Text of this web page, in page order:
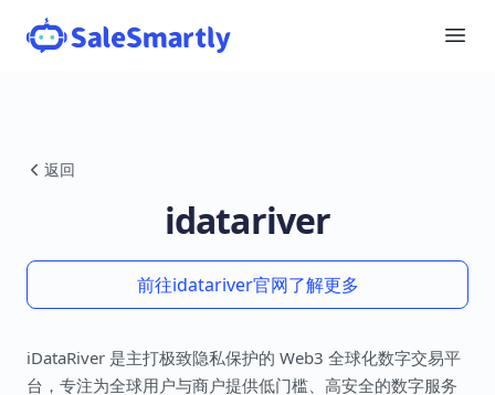
返回
idatariver
前往idatariver官网了解更多
iDataRiver 是主打极致隐私保护的 Web3 全球化数字交易平
台，专注为全球用户与商户提供低门槛、高安全的数字服务